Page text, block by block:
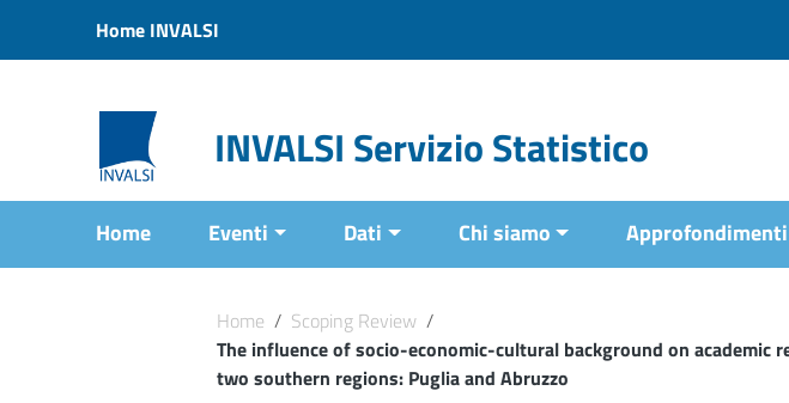
Vai al menu di navigazione
Home INVALSI
INVALSI Servizio Statistico
Home Eventi Dati Chi siamo Approfondimenti
Home / Scoping Review /
The influence of socio-economic-cultural background on
two southern regions: Puglia and Abruzzo